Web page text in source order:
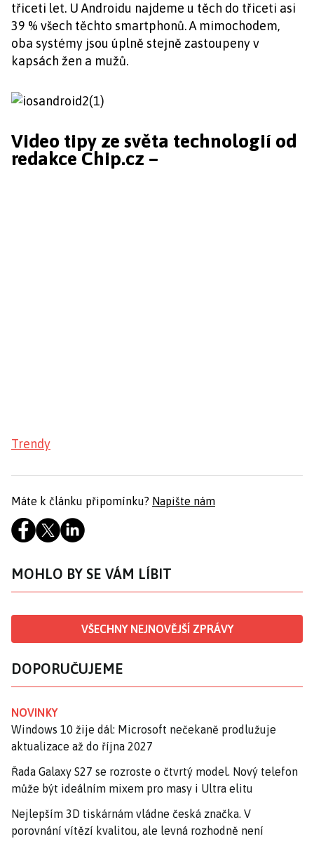
třiceti let. U Androidu najdeme u těch do třiceti asi
39 % všech těchto smartphonů. A mimochodem,
oba systémy jsou úplně stejně zastoupeny v
kapsách žen a mužů.
Video tipy ze světa technologií od
redakce Chip.cz –
Trendy
Máte k článku připomínku? Napište nám
MOHLO BY SE VÁM LÍBIT
VŠECHNY NEJNOVĚJŠÍ ZPRÁVY
DOPORUČUJEME
NOVINKY
Windows 10 žije dál: Microsoft nečekaně prodlužuje
aktualizace až do října 2027
Řada Galaxy S27 se rozroste o čtvrtý model. Nový telefon
může být ideálním mixem pro masy i Ultra elitu
Nejlepším 3D tiskárnám vládne česká značka. V
porovnání vítězí kvalitou, ale levná rozhodně není